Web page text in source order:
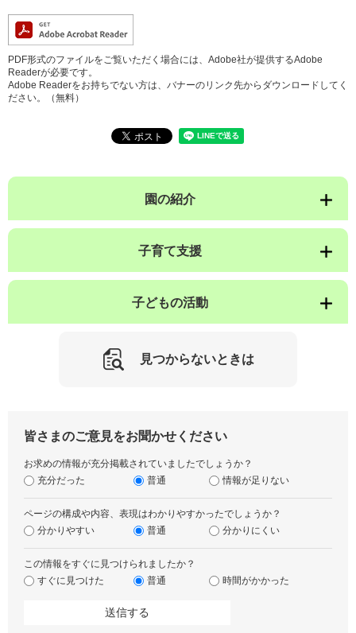
PDF形式のファイルをご覧いただく場合には、Adobe社が提供するAdobe
Readerが必要です。
Adobe Readerをお持ちでない方は、バナーのリンク先からダウンロードしてく
ださい。（無料）
園の紹介
子育て支援
子どもの活動
見つからないときは
皆さまのご意見をお聞かせください
お求めの情報が充分掲載されていましたでしょうか？
充分だった
普通 情報が足りない
ページの構成や内容、表現はわかりやすかったでしょうか？
分かりやすい
普通 分かりにくい
この情報をすぐに見つけられましたか？
すぐに見つけた
普通 時間がかかった